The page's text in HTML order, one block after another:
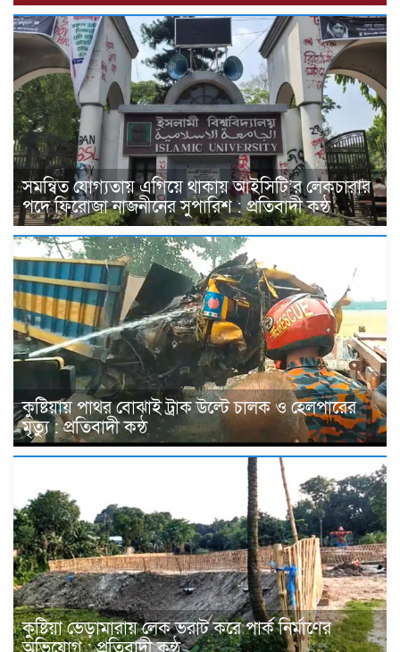
সমন্বিত যোগ্যতায় এগিয়ে থাকায় আইসিটি’র লেকচারার
পদে ফিরোজা নাজনীনের সুপারিশ : প্রতিবাদী কন্ঠ
কুষ্টিয়ায় পাথর বোঝাই ট্রাক উল্টে চালক ও হেলপারের
মৃত্যু : প্রতিবাদী কন্ঠ
কুষ্টিয়া ভেড়ামারায় লেক ভরাট করে পার্ক নির্মাণের